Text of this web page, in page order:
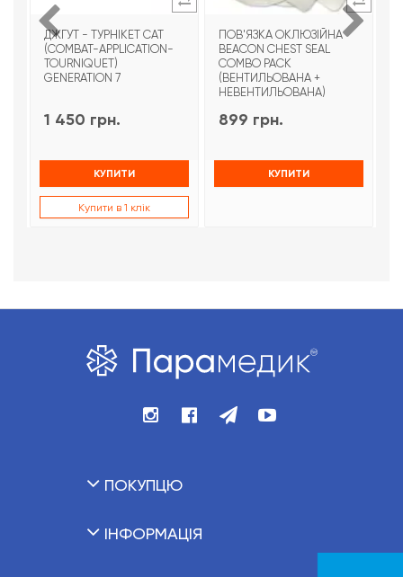
ДЖГУТ - ТУРНІКЕТ CAT
(COMBAT-APPLICATION-
TOURNIQUET)
GENERATION 7
1 450 грн.
КУПИТИ
Купити в 1 клік
ПОВ'ЯЗКА ОКЛЮЗІЙНА
BEACON CHEST SEAL
COMBO PACK
(ВЕНТИЛЬОВАНА +
НЕВЕНТИЛЬОВАНА)
899 грн.
КУПИТИ
ПОКУПЦЮ
ІНФОРМАЦІЯ